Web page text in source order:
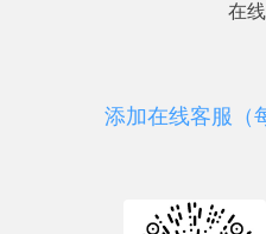
在
添加在线客服（